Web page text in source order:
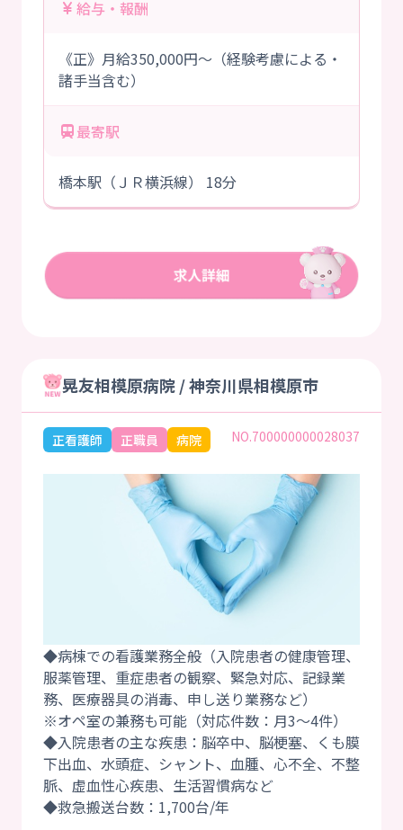
給与・報酬
《正》月給350,000円～（経験考慮による・
諸手当含む）
最寄駅
橋本駅（ＪＲ横浜線） 18分
晃友相模原病院 / 神奈川県相模原市
正看護師 正職員 病院 NO.700000000028037
◆病棟での看護業務全般（入院患者の健康管理、
服薬管理、重症患者の観察、緊急対応、記録業
務、医療器具の消毒、申し送り業務など）
※オペ室の兼務も可能（対応件数：月3～4件）
◆入院患者の主な疾患：脳卒中、脳梗塞、くも膜
下出血、水頭症、シャント、血腫、心不全、不整
脈、虚血性心疾患、生活習慣病など